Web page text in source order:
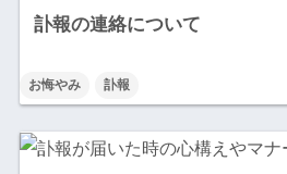
訃報の連絡について
お悔やみ 訃報